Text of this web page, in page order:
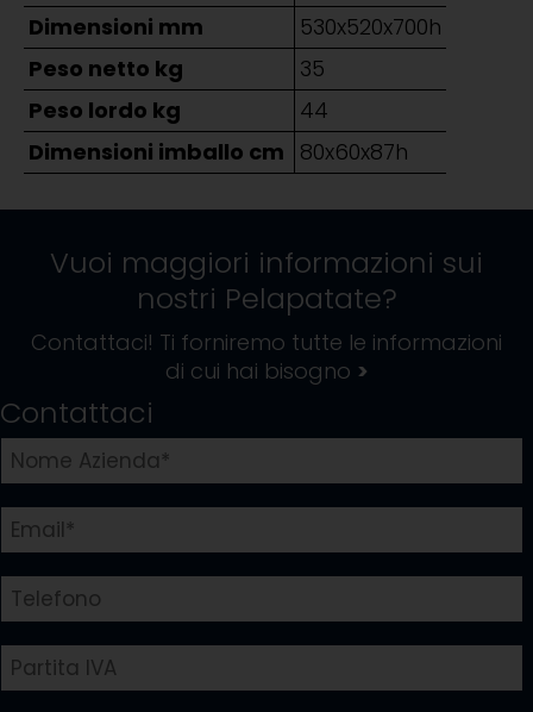
Dimensioni mm
530x520x700h
Peso netto kg
35
Peso lordo kg
44
Dimensioni imballo cm 80x60x87h
Vuoi maggiori informazioni sui
nostri Pelapatate?
Contattaci! Ti forniremo tutte le informazioni
di cui hai bisogno >
Contattaci